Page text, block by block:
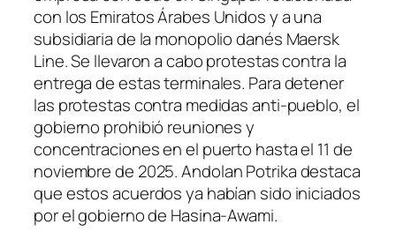
con los Emiratos Árabes Unidos y a una
subsidiaria de la monopolio danés Maersk
Line. Se llevaron a cabo protestas contra la
entrega de estas terminales. Para detener
las protestas contra medidas anti-pueblo, el
gobierno prohibió reuniones y
concentraciones en el puerto hasta el 11 de
noviembre de 2025.Andolan Potrikadestaca
que estos acuerdos ya habían sido iniciados
por el gobierno de Hasina-Awami.